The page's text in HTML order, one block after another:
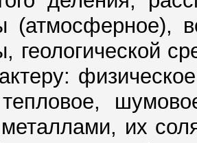
(атмосферное),
геологической
тепловое,
их